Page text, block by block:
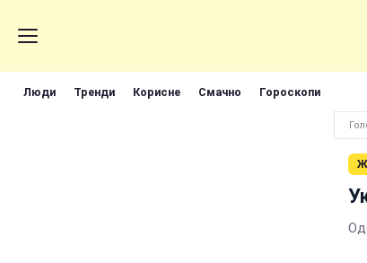
Люди Тренди Корисне Смачно Гороскопи